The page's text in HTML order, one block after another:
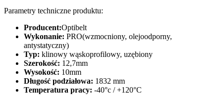
Parametry techniczne produktu:
Producent:Optibelt
Wykonanie: PRO(wzmocniony, olejoodporny,
antystatyczny)
Typ: klinowy wąskoprofilowy, uzębiony
Szerokość: 12,7mm
Wysokość: 10mm
Długość podziałowa: 1832 mm
Temperatura pracy: -40°c / +120°C